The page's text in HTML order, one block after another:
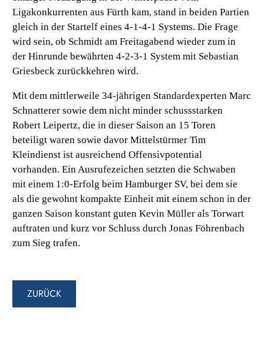
Ligakonkurrenten aus Fürth kam, stand in beiden Partien
gleich in der Startelf eines 4-1-4-1 Systems. Die Frage
wird sein, ob Schmidt am Freitagabend wieder zum in
der Hinrunde bewährten 4-2-3-1 System mit Sebastian
Griesbeck zurückkehren wird.
Mit dem mittlerweile 34-jährigen Standardexperten Marc
Schnatterer sowie dem nicht minder schussstarken
Robert Leipertz, die in dieser Saison an 15 Toren
beteiligt waren sowie davor Mittelstürmer Tim
Kleindienst ist ausreichend Offensivpotential
vorhanden. Ein Ausrufezeichen setzten die Schwaben
mit einem 1:0-Erfolg beim Hamburger SV, bei dem sie
als die gewohnt kompakte Einheit mit einem schon in der
ganzen Saison konstant guten Kevin Müller als Torwart
auftraten und kurz vor Schluss durch Jonas Föhrenbach
zum Sieg trafen.
ZURÜCK